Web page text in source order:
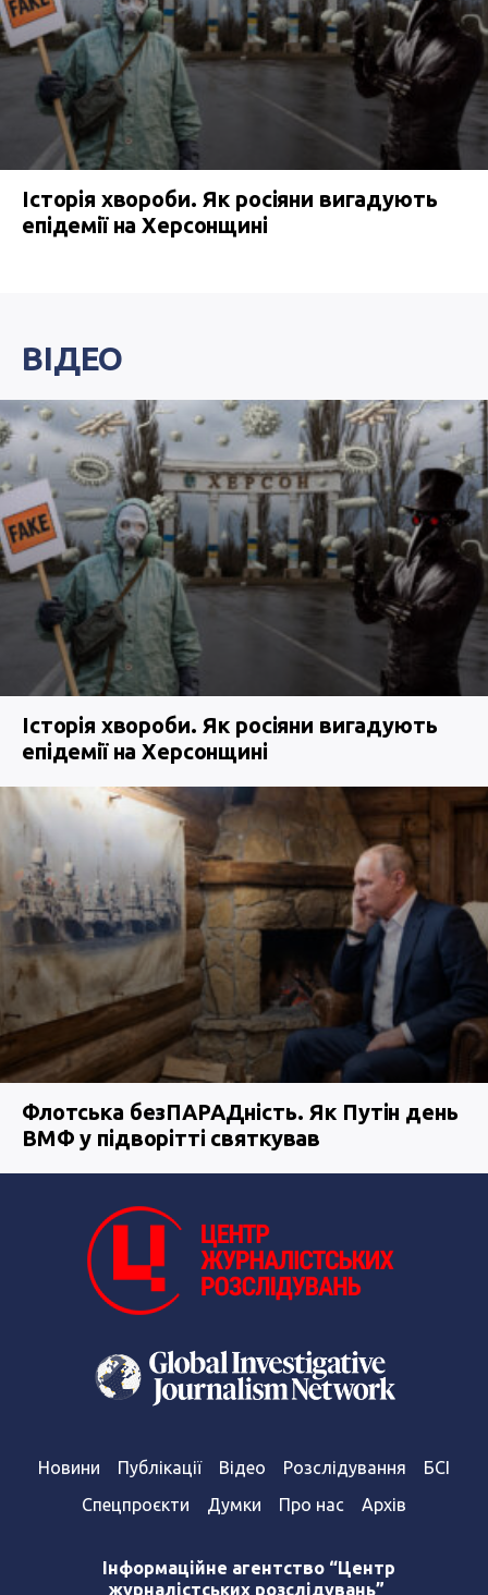
Історія хвороби. Як росіяни вигадують
епідемії на Херсонщині
ВІДЕО
Історія хвороби. Як росіяни вигадують
епідемії на Херсонщині
Флотська безПАРАДність. Як Путін день
ВМФ у підворітті святкував
Новини Публікації Відео Розслідування
БСІ
Спецпроєкти
Думки Про нас Архів
Інформаційне агентство “Центр
журналістських розслідувань”